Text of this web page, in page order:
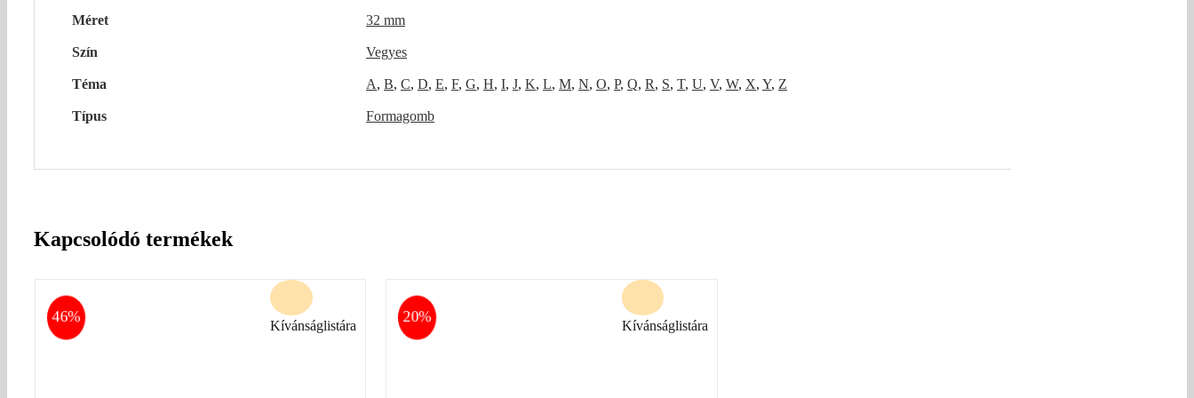
Méret 32 mm
Szín Vegyes
Téma A, B, C, D, E, F, G, H, I, J, K, L, M, N, O, P, Q, R, S, T, U, V, W, X, Y, Z
Típus Formagomb
Kapcsolódó termékek
46%
Kívánságlistára
20%
Kívánságlistára